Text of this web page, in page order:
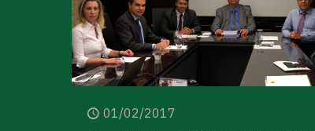
01/02/2017